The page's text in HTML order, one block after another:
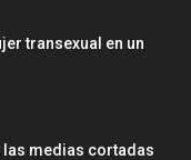
transexual en un
medias cortadas